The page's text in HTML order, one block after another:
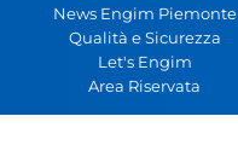
News Engim Piemonte
Qualità e Sicurezza
Let's Engim
Area Riservata